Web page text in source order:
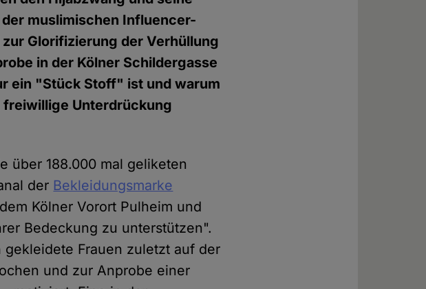
muslimischen Influencer-
Glorifizierung der Verhüllung
in der Kölner Schildergasse
ein "Stück Stoff" ist und warum
Unterdrückung
über 188.000 mal geliketen
der Bekleidungsmarke
Kölner Vorort Pulheim und
Bedeckung zu unterstützen".
Frauen zuletzt auf der
und zur Anprobe einer